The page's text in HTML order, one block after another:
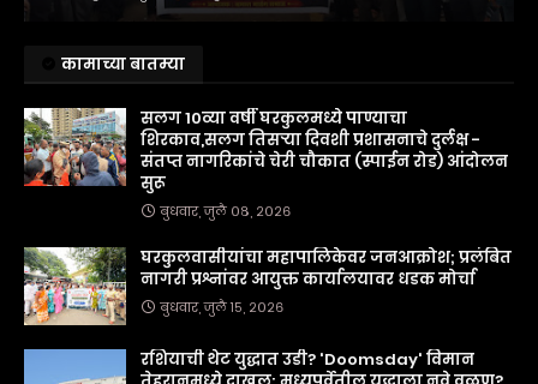
कामाच्या बातम्या
सलग 10व्या वर्षी घरकुलमध्ये पाण्याचा
शिरकाव,सलग तिसऱ्या दिवशी प्रशासनाचे दुर्लक्ष -
संतप्त नागरिकांचे चेरी चौकात (स्पाईन रोड) आंदोलन
सुरू
बुधवार, जुलै ०८, २०२६
घरकुलवासीयांचा महापालिकेवर जनआक्रोश; प्रलंबित
नागरी प्रश्नांवर आयुक्त कार्यालयावर धडक मोर्चा
बुधवार, जुलै १५, २०२६
रशियाची थेट युद्धात उडी? 'Doomsday' विमान